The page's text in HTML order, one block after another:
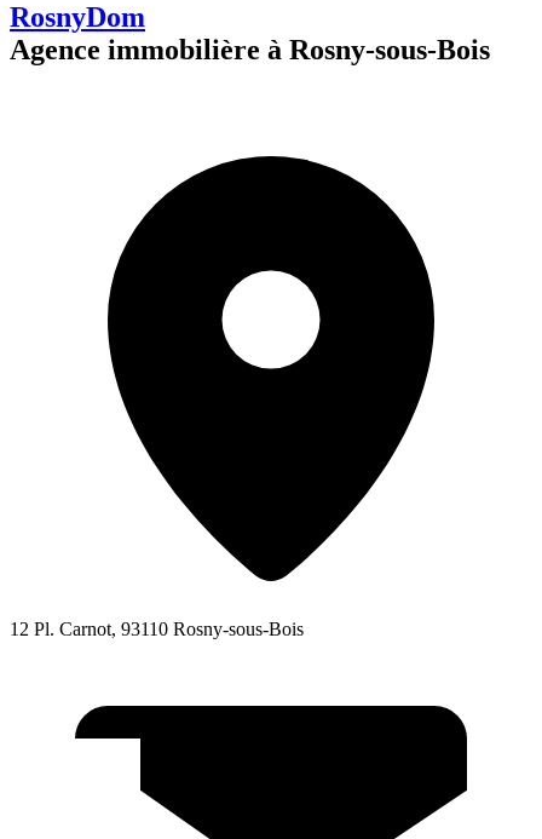
RosnyDom
Agence immobilière à Rosny-sous-Bois
12 Pl. Carnot, 93110 Rosny-sous-Bois